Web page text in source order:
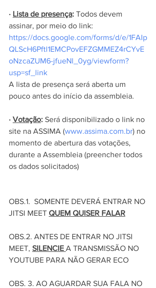
· Lista de presença: Todos devem
assinar, por meio do link:
https://docs.google.com/forms/d/e/1FAIp
QLScH6Pftl1EMCPovEFZGMMEZ4rCYvE
oNzcaZUM6-jfueNl_0yg/viewform?
usp=sf_link
A lista de presença será aberta um
pouco antes do início da assembleia.
· Votação: Será disponibilizado o link no
site na ASSIMA (www.assima.com.br) no
momento de abertura das votações,
durante a Assembleia (preencher todos
os dados solicitados)
OBS.1.  SOMENTE DEVERÁ ENTRAR NO
JITSI MEET QUEM QUISER FALAR
OBS.2. ANTES DE ENTRAR NO JITSI
MEET, SILENCIE A TRANSMISSÃO NO
YOUTUBE PARA NÃO GERAR ECO
OBS. 3. AO AGUARDAR SUA FALA NO